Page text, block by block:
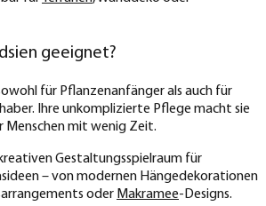
geeignet?
für Pflanzenanfänger als auch für
Ihre unkomplizierte Pflege macht sie
mit wenig Zeit.
Gestaltungsspielraum für
– von modernen Hängedekorationen
oder Makramee-Designs.